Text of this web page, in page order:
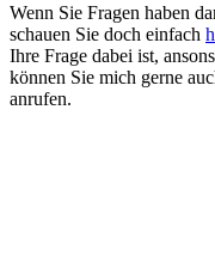
Wenn Sie Fragen haben
schauen Sie doch einfach
Ihre Frage dabei ist,
können Sie mich gerne
anrufen.